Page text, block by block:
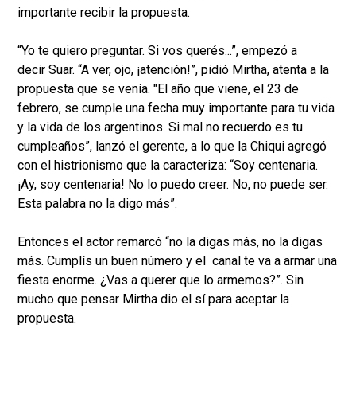
importante recibir la propuesta.
“Yo te quiero preguntar. Si vos querés...”, empezó a
decir Suar. “A ver, ojo, ¡atención!”, pidió Mirtha, atenta a la
propuesta que se venía. "El año que viene, el 23 de
febrero, se cumple una fecha muy importante para tu vida
y la vida de los argentinos. Si mal no recuerdo es tu
cumpleaños”, lanzó el gerente, a lo que la Chiqui agregó
con el histrionismo que la caracteriza: “Soy centenaria.
¡Ay, soy centenaria! No lo puedo creer. No, no puede ser.
Esta palabra no la digo más”.
Entonces el actor remarcó “no la digas más, no la digas
más. Cumplís un buen número y el canal te va a armar una
fiesta enorme. ¿Vas a querer que lo armemos?”. Sin
mucho que pensar Mirtha dio el sí para aceptar la
propuesta.